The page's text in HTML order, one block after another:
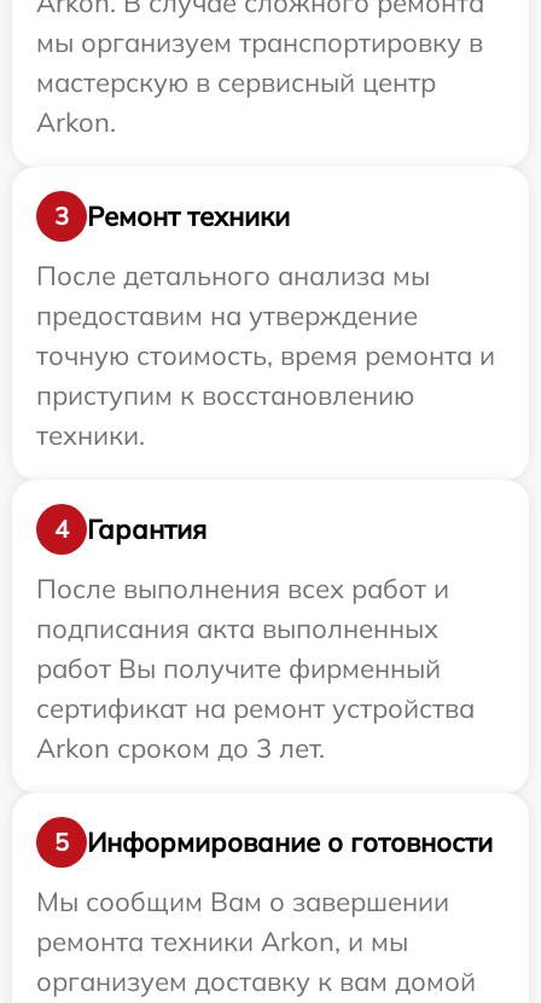
мы организуем транспортировку в
мастерскую в сервисный центр
Arkon.
3
Ремонт техники
После детального анализа мы
предоставим на утверждение
точную стоимость, время ремонта и
приступим к восстановлению
техники.
4
Гарантия
После выполнения всех работ и
подписания акта выполненных
работ Вы получите фирменный
сертификат на ремонт устройства
Arkon сроком до 3 лет.
5
Информирование о готовности
Мы сообщим Вам о завершении
ремонта техники Arkon, и мы
организуем доставку к вам домой